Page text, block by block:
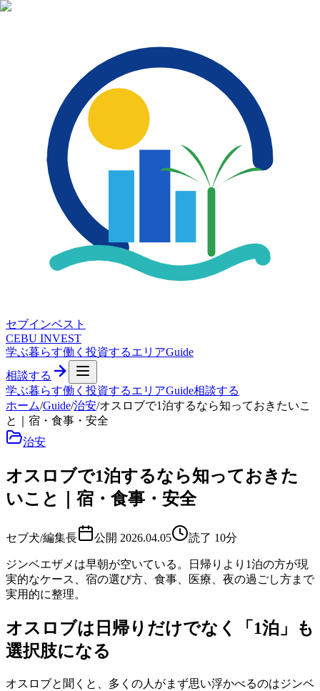
セブインベスト
CEBU INVEST
学ぶ暮らす働く 投資するエリアGuide
相談する
学ぶ暮らす働く 投資するエリアGuide相談する
ホーム/Guide/治安/オスロブで1泊するなら知っておきたいこ
と｜宿・食事・安全
治安
オスロブで1泊するなら知っておきた
いこと｜宿・食事・安全
セブ犬/編集長 公開 2026.04.05 読了 10分
ジンベエザメは早朝が空いている。日帰りより1泊の方が現
実的なケース、宿の選び方、食事、医療、夜の過ごし方まで
実用的に整理。
オスロブは日帰りだけでなく「1泊」も
選択肢になる
オスロブと聞くと、多くの人がまず思い浮かべるのはジンベ